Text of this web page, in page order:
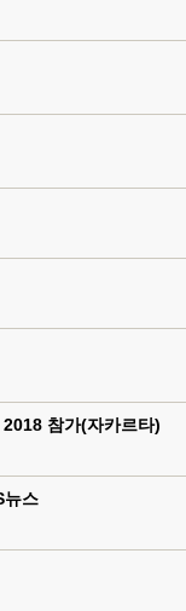
참가(자카르타)
뉴스